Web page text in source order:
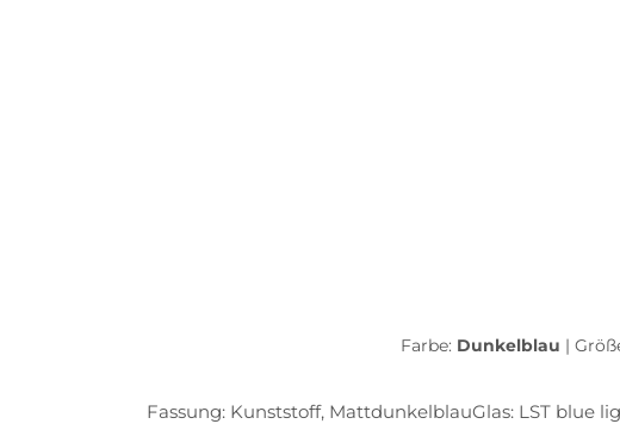
Farbe: Dunkelblau |
Fassung: Kunststoff, MattdunkelblauGlas: LST blue